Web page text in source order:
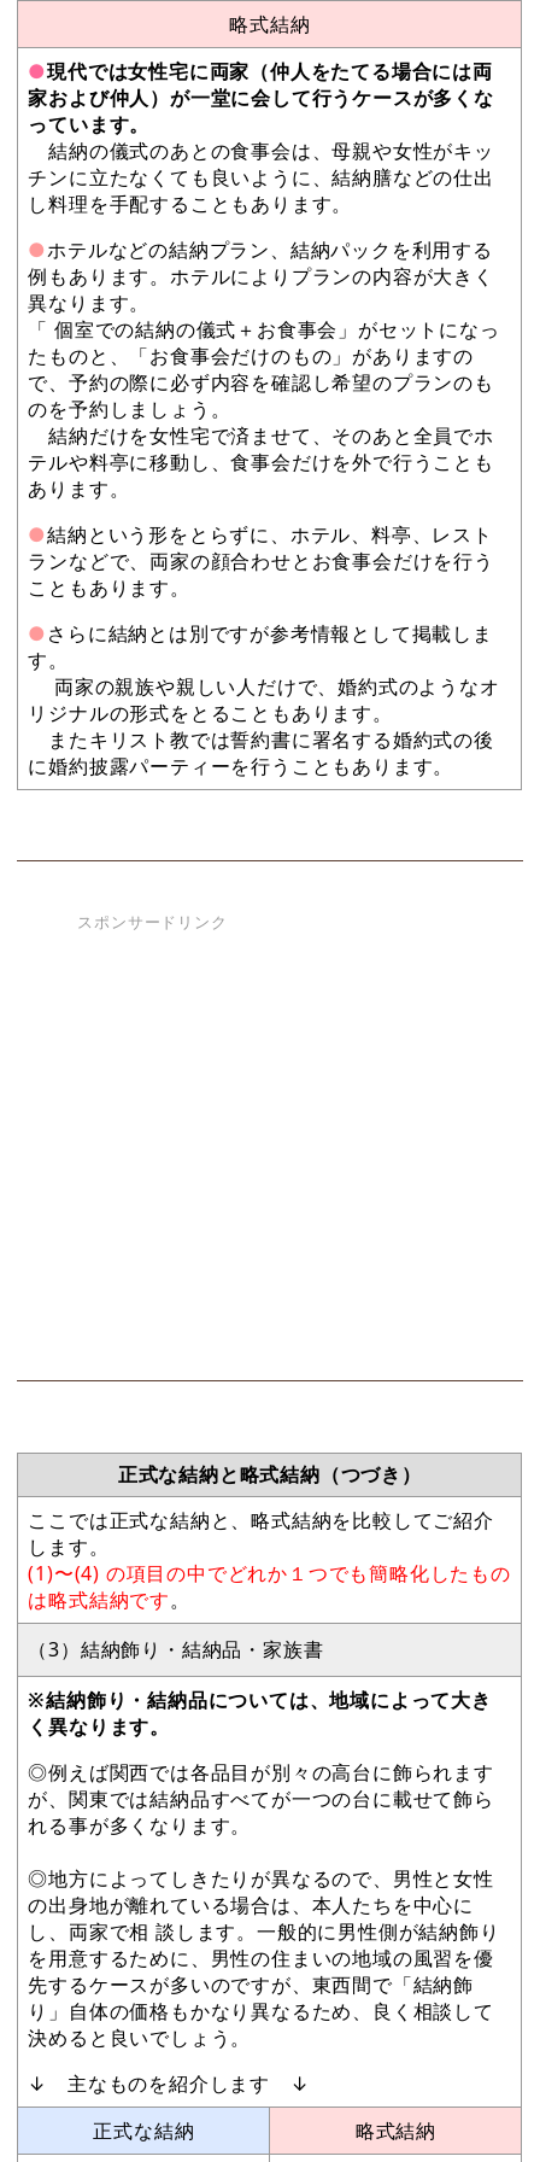
略式結納
●現代では女性宅に両家（仲人をたてる場合には両
家および仲人）が一堂に会して行うケースが多くな
っています。
結納の儀式のあとの食事会は、母親や女性がキッ
チンに立たなくても良いように、結納膳などの仕出
し料理を手配することもあります。
●ホテルなどの結納プラン、結納パックを利用する
例もあります。ホテルによりプランの内容が大きく
異なります。
「 個室での結納の儀式＋お食事会」がセットになっ
たものと、「お食事会だけのもの」がありますの
で、予約の際に必ず内容を確認し希望のプランのも
のを予約しましょう。
結納だけを女性宅で済ませて、そのあと全員でホ
テルや料亭に移動し、食事会だけを外で行うことも
あります。
●結納という形をとらずに、ホテル、料亭、レスト
ランなどで、両家の顔合わせとお食事会だけを行う
こともあります。
● さらに結納とは別ですが参考情報として掲載しま
す。
両家の親族や親しい人だけで、婚約式のようなオ
リジナルの形式をとることもあります。
またキリスト教では誓約書に署名する婚約式の後
に婚約披露パーティーを行うこともあります。
スポンサードリンク
正式な結納と略式結納（つづき）
ここでは正式な結納と、略式結納を比較してご紹介
します。
(1)〜(4) の項目の中でどれか１つでも簡略化したもの
は略式結納です。
（3）結納飾り・結納品・家族書
※結納飾り・結納品については、地域によって大き
く異なります。
◎例えば関西では各品目が別々の高台に飾られます
が、関東では結納品すべてが一つの台に載せて飾ら
れる事が多くなります。
◎地方によってしきたりが異なるので、男性と女性
の出身地が離れている場合は、本人たちを中心に
し、両家で相 談します。一般的に男性側が結納飾り
を用意するために、男性の住まいの地域の風習を優
先するケースが多いのですが、東西間で「結納飾
り」自体の価格もかなり異なるため、良く相談して
決めると良いでしょう。
↓ 主なものを紹介します ↓
正式な結納
略式結納